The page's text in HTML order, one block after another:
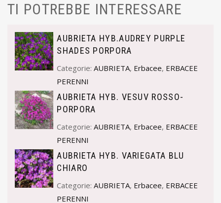
TI POTREBBE INTERESSARE
AUBRIETA HYB.AUDREY PURPLE
SHADES PORPORA
Categorie:AUBRIETA, Erbacee, ERBACEE
PERENNI
AUBRIETA HYB. VESUV ROSSO-
PORPORA
Categorie:AUBRIETA, Erbacee, ERBACEE
PERENNI
AUBRIETA HYB. VARIEGATA BLU
CHIARO
Categorie:AUBRIETA, Erbacee, ERBACEE
PERENNI